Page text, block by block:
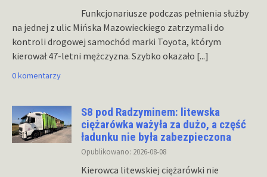
Funkcjonariusze podczas pełnienia służby
na jednej z ulic Mińska Mazowieckiego zatrzymali do
kontroli drogowej samochód marki Toyota, którym
kierował 47-letni mężczyzna. Szybko okazało [...]
0 komentarzy
S8 pod Radzyminem: litewska
ciężarówka ważyła za dużo, a część
ładunku nie była zabezpieczona
Opublikowano: 2026-08-08
Kierowca litewskiej ciężarówki nie